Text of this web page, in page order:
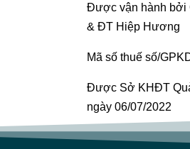
Được vận hành bởi
& ĐT Hiệp Hương
Mã số thuế số/
Được Sở KHĐT
ngày 06/07/2022